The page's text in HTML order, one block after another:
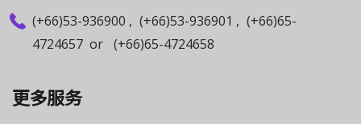
(+66)53-936900 , (+66)53-936901 , (+66)65-
4724657 or (+66)65-4724658
更多服务